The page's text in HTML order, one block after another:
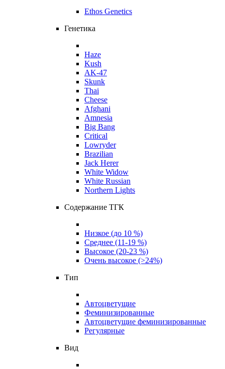
Ethos Genetics
Генетика
Haze
Kush
AK-47
Skunk
Thai
Cheese
Afghani
Amnesia
Big Bang
Critical
Lowryder
Brazilian
Jack Herer
White Widow
White Russian
Northern Lights
Содержание ТГК
Низкое (до 10 %)
Среднее (11-19 %)
Высокое (20-23 %)
Очень высокое (>24%)
Тип
Автоцветущие
Феминизированные
Автоцветущие феминизированные
Регулярные
Вид